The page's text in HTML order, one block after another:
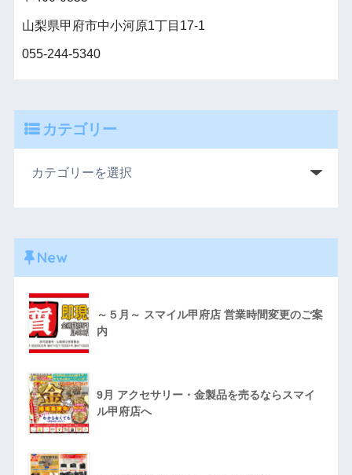
山梨県甲府市中小河原1丁目17-1
055-244-5340
カテゴリー
New
～５月～ スマイル甲府店 営業時間変更のご案
内
9月 アクセサリー・金製品を売るならスマイ
ル甲府店へ